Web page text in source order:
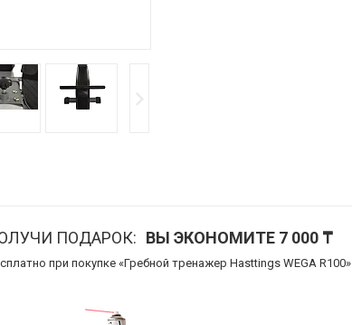
ПОДАРОК ВЫ ЭКОНОМИТЕ 7 000 ₸
при покупке «Гребной тренажер Hasttings WEGA R100»